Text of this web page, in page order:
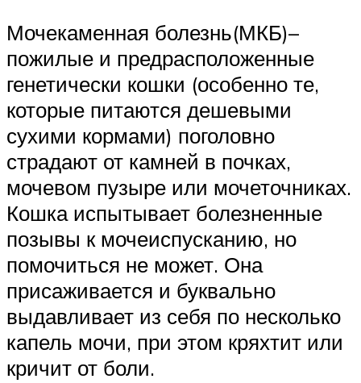
Мочекаменная болезнь(МКБ)–
пожилые и предрасположенные
генетически кошки (особенно те,
которые питаются дешевыми
сухими кормами) поголовно
страдают от камней в почках,
мочевом пузыре или мочеточниках.
Кошка испытывает болезненные
позывы к мочеиспусканию, но
помочиться не может. Она
присаживается и буквально
выдавливает из себя по несколько
капель мочи, при этом кряхтит или
кричит от боли.